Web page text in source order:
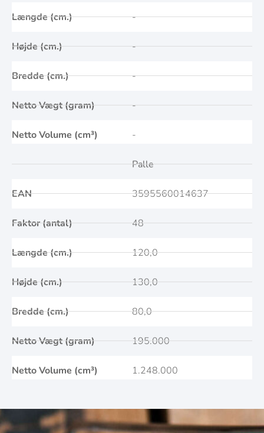
Længde (cm.)
Højde (cm.)
Bredde (cm.)
Netto Vægt (gram)
Netto Volume (cm³)
-
-
-
-
-
EAN
Faktor (antal)
Længde (cm.)
Højde (cm.)
Bredde (cm.)
Netto Vægt (gram)
Netto Volume (cm³)
Palle
3595560014637
48
120,0
130,0
80,0
195.000
1.248.000